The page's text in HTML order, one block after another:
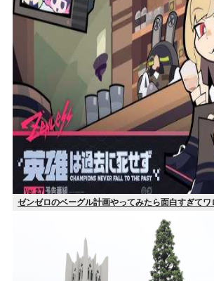
ゼンゼロのベーグル計画やってみたら面白すぎてワ